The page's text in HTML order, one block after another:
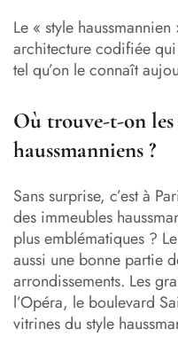
Le « style
architecture codifiée
tel qu’on le connaît
Où trouve-t-on
haussmanniens ?
Sans surprise, c’est à
des immeubles
plus emblématiques ?
aussi une bonne partie
arrondissements. Les
l’Opéra, le boulevard
vitrines du style